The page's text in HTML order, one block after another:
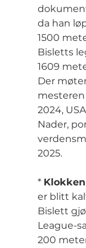
da han
1500
Bisletts
1609
Der
mesteren
2024,
Nader,
2025.
*
er blitt
Bislett
League-
200